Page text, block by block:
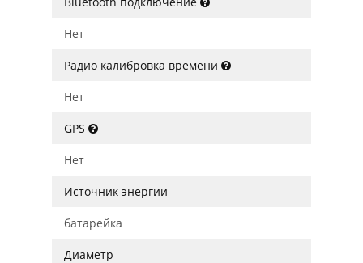
Нет
Радио калибровка времени
Нет
GPS
Нет
Источник энергии
батарейка
Диаметр